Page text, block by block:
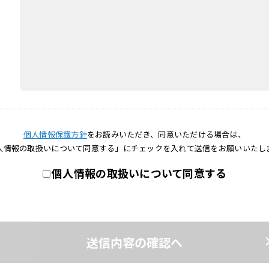
個人情報保護方針をお読みいただき、同意いただける場合は、
情報の取扱いについて同意する」にチェックを入れて送信をお願いいたし
個人情報の取扱いについて同意する
送信内容の確認へ